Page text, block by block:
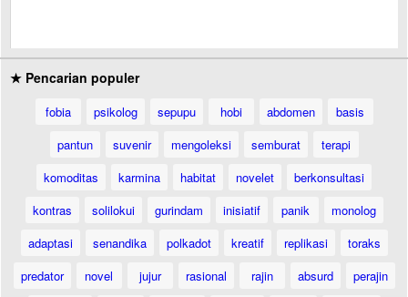
★ Pencarian populer
fobia psikolog sepupu hobi abdomen
basis
pantun
suvenir mengoleksi semburat
terapi
komoditas
karmina habitat novelet
berkonsultasi
kontras
solilokui gurindam inisiatif panik
monolog
adaptasi
senandika polkadot kreatif replikasi
toraks
predator
novel jujur rasional rajin absurd
perajin